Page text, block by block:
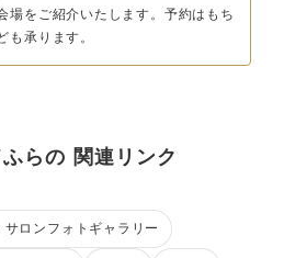
場をご紹介いたします。予約はもち
も承ります。
らの 関連リンク
サロンフォトギャラリー